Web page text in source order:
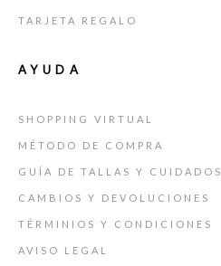
TARJETA REGALO
AYUDA
SHOPPING VIRTUAL
MÉTODO DE COMPRA
GUÍA DE TALLAS Y CUIDADOS
CAMBIOS Y DEVOLUCIONES
TÉRMINIOS Y CONDICIONES
AVISO LEGAL